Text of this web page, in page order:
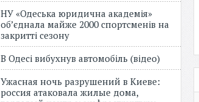
НУ «Одеська юридична академія»
об’єднала майже 2000 спортсменів на
закритті сезону
В Одесі вибухнув автомобіль (відео)
Ужасная ночь разрушений в Киеве:
россия атаковала жилые дома,